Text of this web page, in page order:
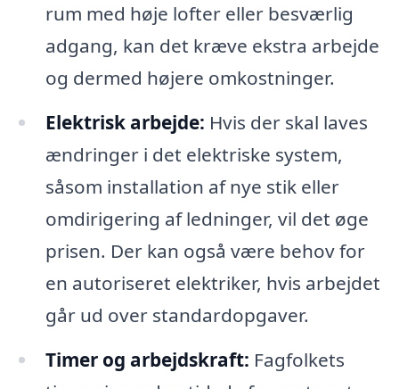
rum med høje lofter eller besværlig
adgang, kan det kræve ekstra arbejde
og dermed højere omkostninger.
Elektrisk arbejde: Hvis der skal laves
ændringer i det elektriske system,
såsom installation af nye stik eller
omdirigering af ledninger, vil det øge
prisen. Der kan også være behov for
en autoriseret elektriker, hvis arbejdet
går ud over standardopgaver.
Timer og arbejdskraft: Fagfolkets